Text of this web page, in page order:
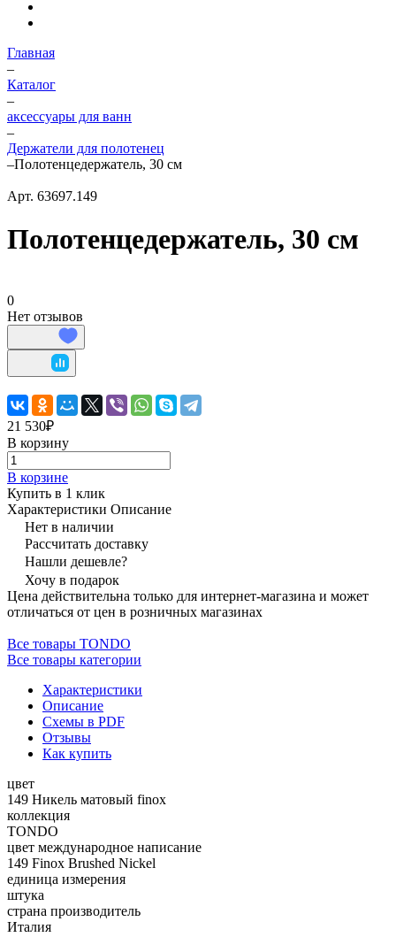
Главная
–
Каталог
–
аксессуары для ванн
–
Держатели для полотенец
–Полотенцедержатель, 30 см
Арт. 63697.149
Полотенцедержатель, 30 см
0
Нет отзывов
21 530₽
В корзину
В корзине
Купить в 1 клик
Характеристики Описание
Нет в наличии
Рассчитать доставку
Нашли дешевле?
Хочу в подарок
Цена действительна только для интернет-магазина и может
отличаться от цен в розничных магазинах
Все товары TONDO
Все товары категории
Характеристики
Описание
Схемы в PDF
Отзывы
Как купить
цвет
149 Никель матовый finox
коллекция
TONDO
цвет международное написание
149 Finox Brushed Nickel
единица измерения
штука
страна производитель
Италия